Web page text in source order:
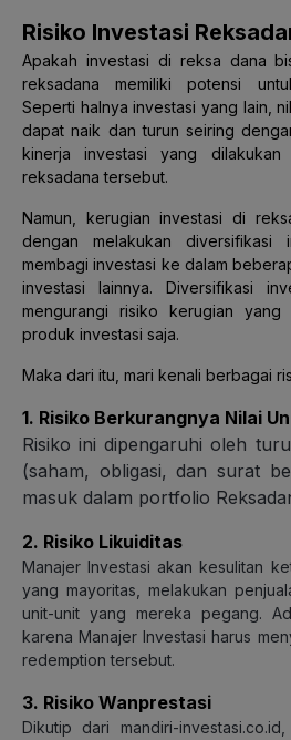
Risiko Investasi
Apakah investasi di reksa dana
reksadana memiliki potensi
Seperti halnya investasi yang lain,
dapat naik dan turun seiring
kinerja investasi yang dilakukan
reksadana tersebut.
Namun, kerugian investasi di
dengan melakukan diversifikasi
membagi investasi ke dalam
investasi lainnya. Diversifikasi
mengurangi risiko kerugian
produk investasi saja.
Maka dari itu, mari kenali berbagai
1. Risiko Berkurangnya Nilai
Risiko ini dipengaruhi oleh
(saham, obligasi, dan surat
masuk dalam portfolio
2. Risiko Likuiditas
Manajer Investasi akan kesulitan
yang mayoritas, melakukan
unit-unit yang mereka pegang.
karena Manajer Investasi harus
redemption tersebut.
3. Risiko Wanprestasi
Dikutip dari mandiri-